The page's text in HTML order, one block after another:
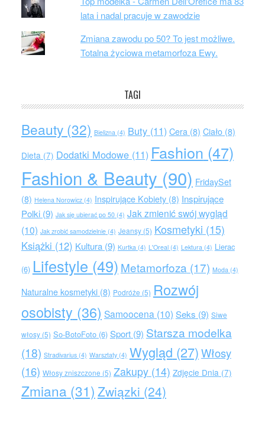
lata i nadal pracuje w zawodzie
Zmiana zawodu po 50? To jest możliwe.
Totalna życiowa metamorfoza Ewy.
TAGI
Beauty(32) Bielizna(4) Buty(11) Cera(8) Ciało(8)
Dieta(7) Dodatki Modowe(11) Fashion (47)
Fashion & Beauty (90) FridaySet
(8) Helena Norowicz(4) Inspirujące Kobiety(8) Inspirujące
Polki(9) Jak się ubierać po 50(4) Jak zmienić swój wygląd
(10) Jak zrobić samodzielnie(4) Jeansy(5) Kosmetyki (15)
Książki (12) Kultura(9) Kurtka(4) L'Oreal(4) Lektura(4) Lierac
(6) Lifestyle (49) Metamorfoza (17) Moda(4)
Naturalne kosmetyki(8) Podróże (5) Rozwój
osobisty (36) Samoocena (10) Seks (9) Siwe
włosy(5) So-BotoFoto(6) Sport(9) Starsza modelka
(18) Stradivarius(4) Warsztaty(4) Wygląd (27)Włosy
(16) Włosy zniszczone (5) Zakupy(14) Zdjęcie Dnia(7)
Zmiana (31) Związki (24)